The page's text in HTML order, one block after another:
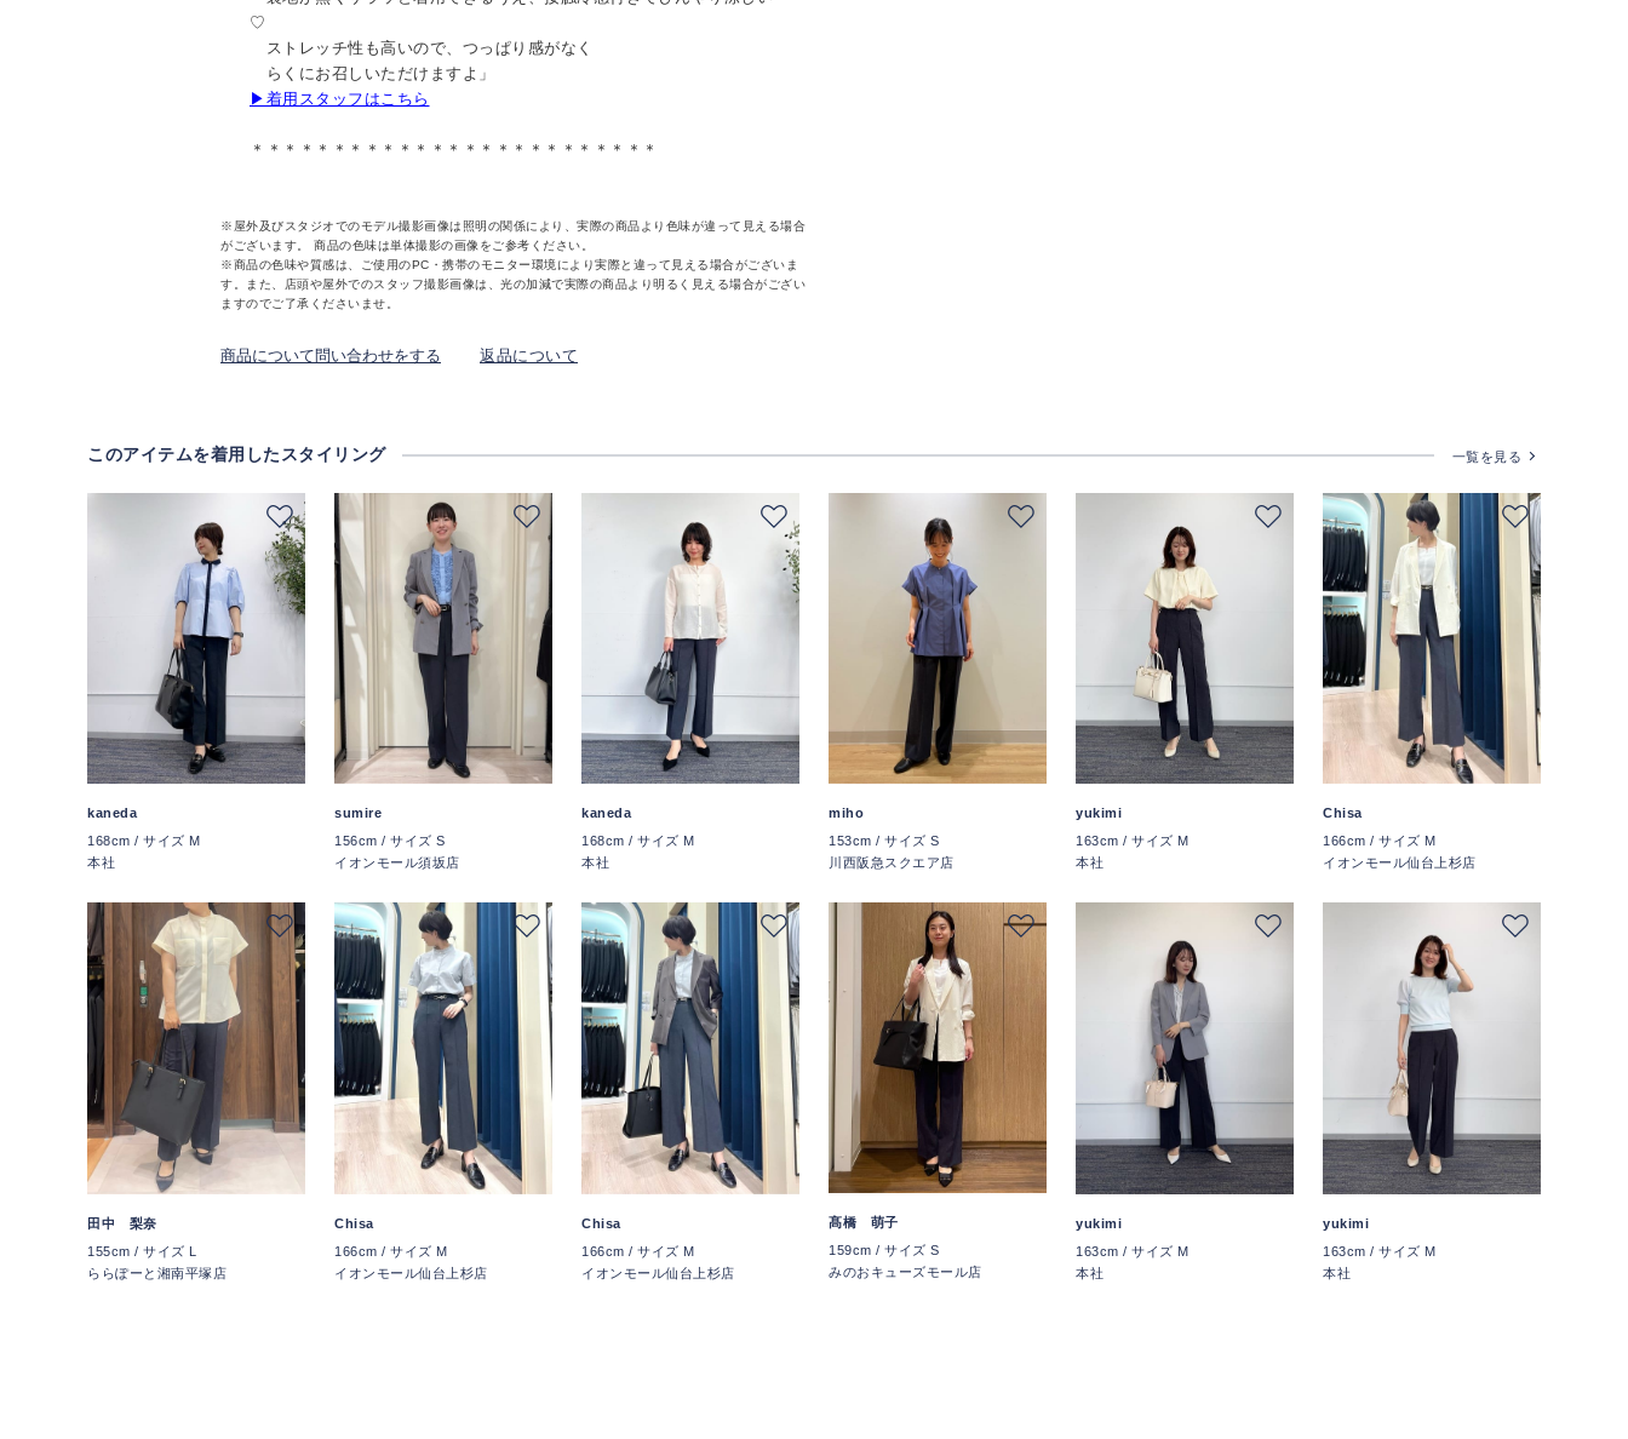
♡
ストレッチ性も高いので、つっぱり感がなく
らくにお召しいただけますよ」
▶着用スタッフはこちら
＊＊＊＊＊＊＊＊＊＊＊＊＊＊＊＊＊＊＊＊＊＊＊＊＊
※屋外及びスタジオでのモデル撮影画像は照明の関係により、実際の商品より色味が違って見える場合
がございます。 商品の色味は単体撮影の画像をご参考ください。
※商品の色味や質感は、ご使用のPC・携帯のモニター環境により実際と違って見える場合がございま
す。また、店頭や屋外でのスタッフ撮影画像は、光の加減で実際の商品より明るく見える場合がござい
ますのでご了承くださいませ。
商品について問い合わせをする 返品について
このアイテムを着用したスタイリング 一覧を見る
kaneda
168cm / サイズ M
本社
sumire
156cm / サイズ S
イオンモール須坂店
kaneda
168cm / サイズ M
本社
miho
153cm / サイズ S
川西阪急スクエア店
yukimi
163cm / サイズ M
本社
Chisa
166cm / サイズ M
イオンモール仙台上杉店
田中 梨奈
155cm / サイズ L
ららぽーと湘南平塚店
Chisa
166cm / サイズ M
イオンモール仙台上杉店
Chisa
166cm / サイズ M
イオンモール仙台上杉店
髙橋 萌子
159cm / サイズ S
みのおキューズモール店
yukimi
163cm / サイズ M
本社
yukimi
163cm / サイズ M
本社